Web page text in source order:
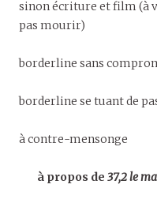
sinon écriture et film (à
pas mourir)
borderline sans
borderline se tuant de
à contre-mensonge
à propos de 37,2 le